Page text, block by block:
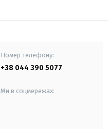
Номер телефону:
+38 044 390 5077
Ми в соцмережах: